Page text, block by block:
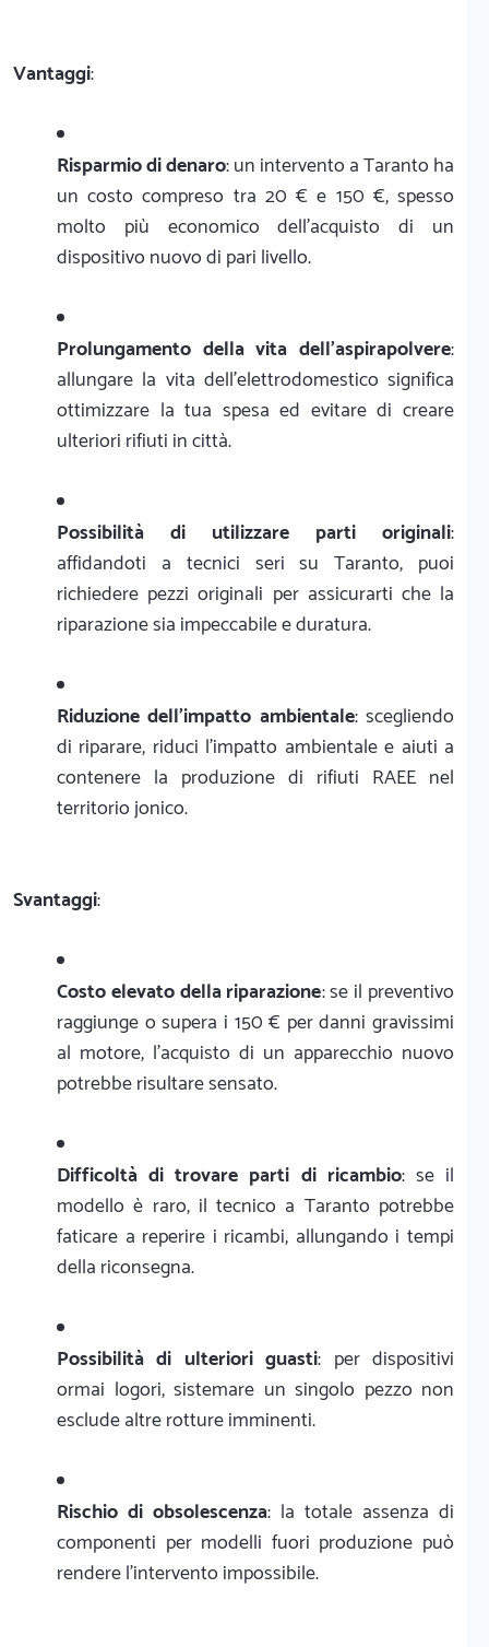
Vantaggi:
Risparmio di denaro: un intervento a Taranto ha
un costo compreso tra 20 € e 150 €, spesso
molto più economico dell'acquisto di un
dispositivo nuovo di pari livello.
Prolungamento della vita dell'aspirapolvere:
allungare la vita dell'elettrodomestico significa
ottimizzare la tua spesa ed evitare di creare
ulteriori rifiuti in città.
Possibilità di utilizzare parti originali:
affidandoti a tecnici seri su Taranto, puoi
richiedere pezzi originali per assicurarti che la
riparazione sia impeccabile e duratura.
Riduzione dell'impatto ambientale: scegliendo
di riparare, riduci l'impatto ambientale e aiuti a
contenere la produzione di rifiuti RAEE nel
territorio jonico.
Svantaggi:
Costo elevato della riparazione: se il preventivo
raggiunge o supera i 150 € per danni gravissimi
al motore, l'acquisto di un apparecchio nuovo
potrebbe risultare sensato.
Difficoltà di trovare parti di ricambio: se il
modello è raro, il tecnico a Taranto potrebbe
faticare a reperire i ricambi, allungando i tempi
della riconsegna.
Possibilità di ulteriori guasti: per dispositivi
ormai logori, sistemare un singolo pezzo non
esclude altre rotture imminenti.
Rischio di obsolescenza: la totale assenza di
componenti per modelli fuori produzione può
rendere l'intervento impossibile.